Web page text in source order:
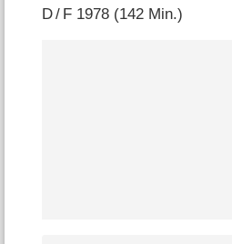
D/ F 1978 (142 Min.)